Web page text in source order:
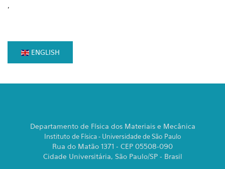
,
ENGLISH
Departamento de Física dos Materiais e Mecânica
Instituto de Física - Universidade de São Paulo
Rua do Matão 1371 - CEP 05508-090
Cidade Universitária, São Paulo/SP - Brasil